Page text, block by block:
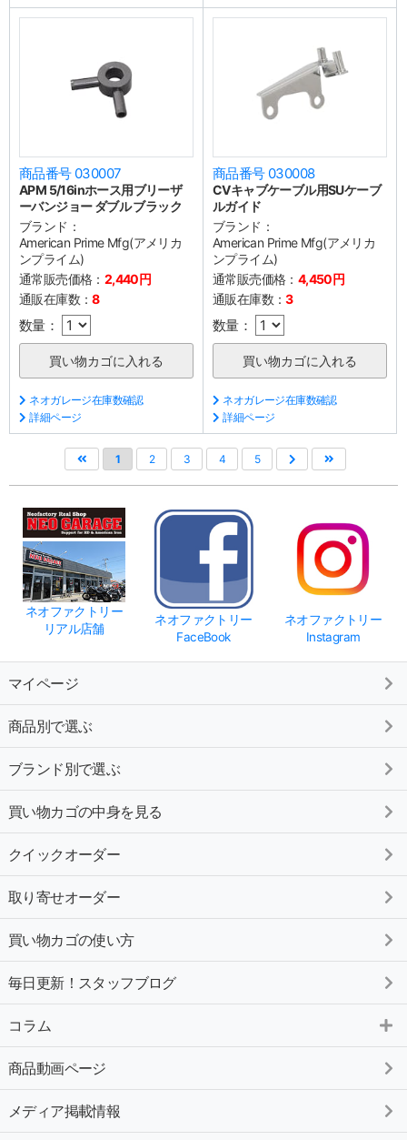
商品番号 030007
APM 5/16inホース用ブリーザ
ーバンジョー ダブル ブラック
ブランド：
American Prime Mfg(アメリカ
ンプライム)
通常販売価格： 2,440円
通販在庫数：8
数量：
ネオガレージ在庫数確認
詳細ページ
商品番号 030008
CVキャブケーブル用SUケーブ
ルガイド
ブランド：
American Prime Mfg(アメリカ
ンプライム)
通常販売価格： 4,450円
通販在庫数：3
数量：
ネオガレージ在庫数確認
詳細ページ
1 2 3 4 5
ネオファクトリー
リアル店舗
ネオファクトリー
FaceBook
ネオファクトリー
Instagram
マイページ
商品別で選ぶ
ブランド別で選ぶ
買い物カゴの中身を見る
クイックオーダー
取り寄せオーダー
買い物カゴの使い方
毎日更新！スタッフブログ
コラム
商品動画ページ
メディア掲載情報